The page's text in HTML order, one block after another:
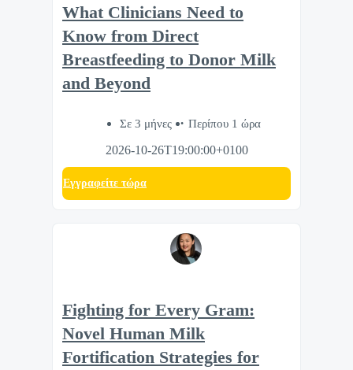
What Clinicians Need to
Know from Direct
Breastfeeding to Donor Milk
and Beyond
Σε 3 μήνες
Περίπου 1 ώρα
2026-10-26T19:00:00+0100
Eγγραφείτε τώρα
Fighting for Every Gram:
Novel Human Milk
Fortification Strategies for